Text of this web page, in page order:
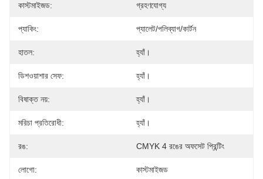
কাস্টমাইজড: গ্রহণযোগ্য
প্যাকিং: প্যালেট/পলিব্যাগ/কার্টন
হাতল: হ্যাঁ।
ডিশওয়াশার সেফ: হ্যাঁ।
বিষাক্ত নয়: হ্যাঁ।
মরিচা প্রতিরোধী: হ্যাঁ।
রঙ: CMYK 4 রঙের অফসেট প্রিন্টিং
লোগো: কাস্টমাইজড